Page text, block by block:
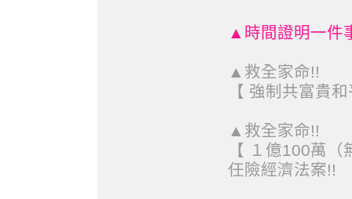
▲時間證明一件
▲救全家命!!
【 強制共富貴
▲救全家命!!
【 １億100萬
任險經濟法案!!